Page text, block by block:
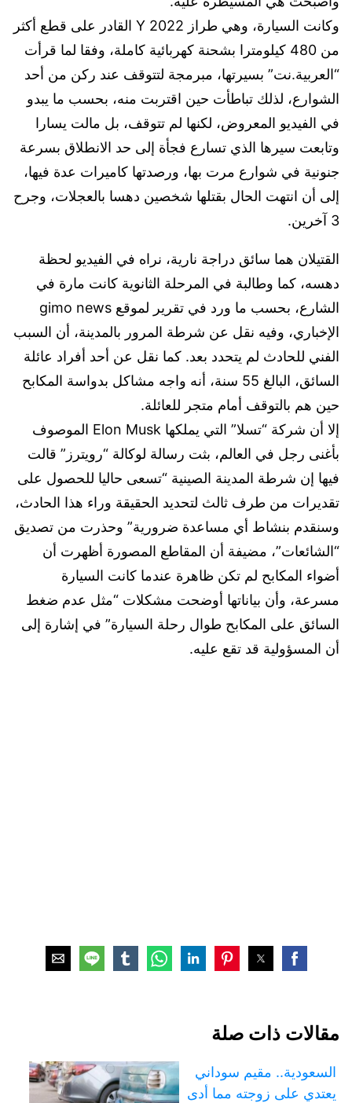
وكانت السيارة، وهي طراز Y 2022 القادر على قطع أكثر
من 480 كيلومترا بشحنة كهربائية كاملة، وفقا لما قرأت
“العربية.نت” بسيرتها، مبرمجة لتتوقف عند ركن من أحد
الشوارع، لذلك تباطأت حين اقتربت منه، بحسب ما يبدو
في الفيديو المعروض، لكنها لم تتوقف، بل مالت يسارا
وتابعت سيرها الذي تسارع فجأة إلى حد الانطلاق بسرعة
جنونية في شوارع مرت بها، ورصدتها كاميرات عدة فيها،
إلى أن انتهت الحال بقتلها شخصين دهسا بالعجلات، وجرح
3 آخرين.
القتيلان هما سائق دراجة نارية، نراه في الفيديو لحظة
دهسه، كما وطالبة في المرحلة الثانوية كانت مارة في
الشارع، بحسب ما ورد في تقرير لموقع gimo news
الإخباري، وفيه نقل عن شرطة المرور بالمدينة، أن السبب
الفني للحادث لم يتحدد بعد. كما نقل عن أحد أفراد عائلة
السائق، البالغ 55 سنة، أنه واجه مشاكل بدواسة المكابح
حين هم بالتوقف أمام متجر للعائلة.
إلا أن شركة “تسلا” التي يملكها Elon Musk الموصوف
بأغنى رجل في العالم، بثت رسالة لوكالة “رويترز” قالت
فيها إن شرطة المدينة الصينية “تسعى حاليا للحصول على
تقديرات من طرف ثالث لتحديد الحقيقة وراء هذا الحادث،
وسنقدم بنشاط أي مساعدة ضرورية” وحذرت من تصديق
“الشائعات”، مضيفة أن المقاطع المصورة أظهرت أن
أضواء المكابح لم تكن ظاهرة عندما كانت السيارة
مسرعة، وأن بياناتها أوضحت مشكلات “مثل عدم ضغط
السائق على المكابح طوال رحلة السيارة” في إشارة إلى
أن المسؤولية قد تقع عليه.
مقالات ذات صلة
السعودية.. مقيم سوداني
يعتدي على زوجته مما أدى